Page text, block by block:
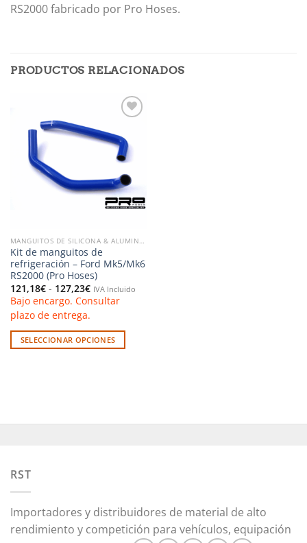
RS2000 fabricado por Pro Hoses.
PRODUCTOS RELACIONADOS
a la
lista de
deseos
Kit de manguitos de
refrigeración – Ford Mk5/Mk6
RS2000 (Pro Hoses)
121,18€ - 127,23€Rango
de
precios:
121,18€
hasta
127,23€
IVA Incluido
Bajo encargo. Consultar
plazo de entrega.
SELECCIONAR OPCIONES
Las
pueden
la
página
RST
Importadores y distribuidores de material de alto
rendimiento y competición para vehículos, equipación